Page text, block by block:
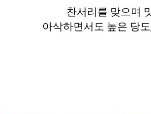
찬서리를 맞으며
아삭하면서도 높은 당